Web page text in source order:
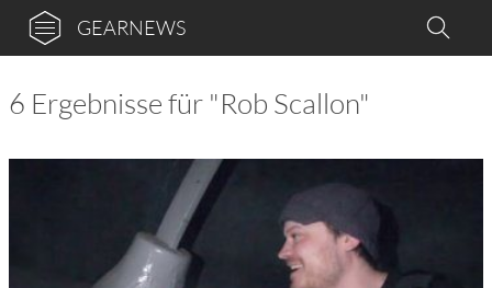
GEARNEWS
6 Ergebnisse für "Rob Scallon"